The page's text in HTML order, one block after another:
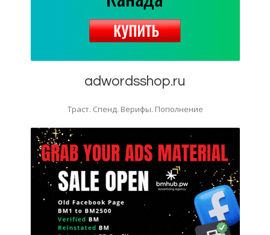
adwordsshop.ru
Траст. Спенд. Верифы. Пополнение